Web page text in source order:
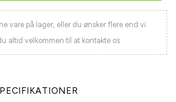
vare på lager, eller du ønsker flere end vi
altid velkommen til at kontakte os